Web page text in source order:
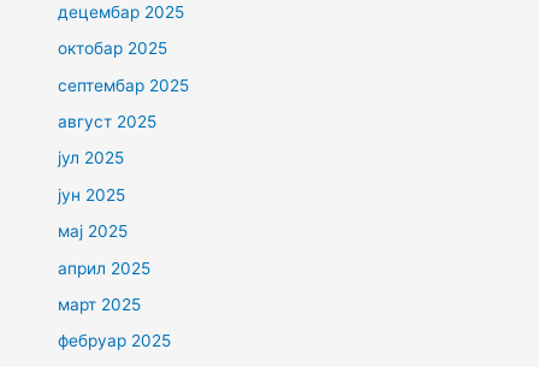
децембар 2025
октобар 2025
септембар 2025
август 2025
јул 2025
јун 2025
мај 2025
април 2025
март 2025
фебруар 2025